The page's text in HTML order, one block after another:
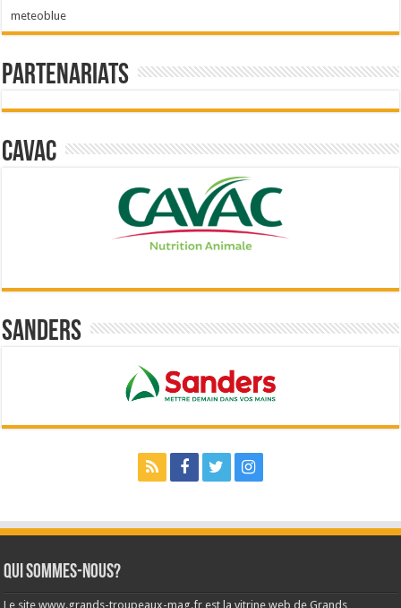
meteoblue
Partenariats
Cavac
Sanders
Qui sommes-nous?
Le site www.grands-troupeaux-mag.fr est la vitrine web de Grands